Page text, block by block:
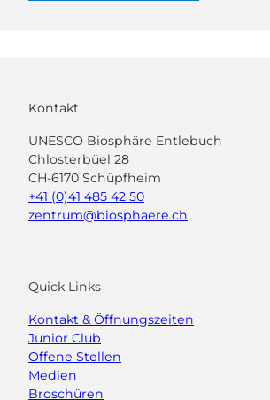
Kontakt
UNESCO Biosphäre Entlebuch
Chlosterbüel 28
CH-6170 Schüpfheim
+41 (0)41 485 42 50
zentrum@biosphaere.ch
Quick Links
Kontakt & Öffnungszeiten
Junior Club
Offene Stellen
Medien
Broschüren